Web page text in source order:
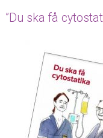
”Du ska få